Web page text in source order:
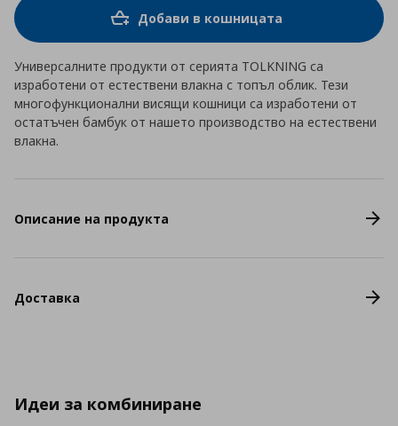
Добави в кошницата
Универсалните продукти от серията TOLKNING са
изработени от естествени влакна с топъл облик. Тези
многофункционални висящи кошници са изработени от
остатъчен бамбук от нашето производство на естествени
влакна.
Описание на продукта
Доставка
Идеи за комбиниране